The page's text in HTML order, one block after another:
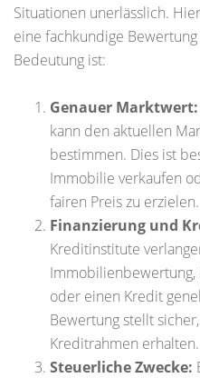
Situationen unerlässlich.
eine fachkundige
Bedeutung ist:
Genauer Marktwert:
kann den aktuellen
bestimmen. Dies ist
Immobilie verkaufen
fairen Preis zu erzielen.
Finanzierung und
Kreditinstitute
Immobilienbewertung,
oder einen Kredit
Bewertung stellt
Kreditrahmen erhalten.
Steuerliche Zwecke: